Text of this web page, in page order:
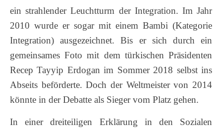
ein strahlender Leuchtturm der Integration. Im Jahr
2010 wurde er sogar mit einem Bambi (Kategorie
Integration) ausgezeichnet. Bis er sich durch ein
gemeinsames Foto mit dem türkischen Präsidenten
Recep Tayyip Erdogan im Sommer 2018 selbst ins
Abseits beförderte. Doch der Weltmeister von 2014
könnte in der Debatte als Sieger vom Platz gehen.
In einer dreiteiligen Erklärung in den Sozialen